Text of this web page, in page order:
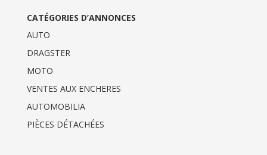
CATÉGORIES D’ANNONCES
AUTO
DRAGSTER
MOTO
VENTES AUX ENCHERES
AUTOMOBILIA
PIÈCES DÉTACHÉES